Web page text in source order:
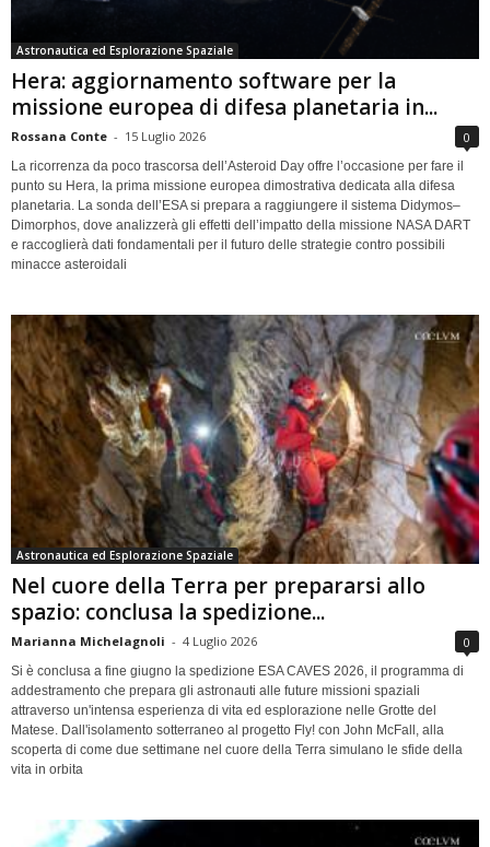
Astronautica ed Esplorazione Spaziale
Hera: aggiornamento software per la
missione europea di difesa planetaria in...
Rossana Conte - 15 Luglio 2026 0
La ricorrenza da poco trascorsa dell’Asteroid Day offre l’occasione per fare il
punto su Hera, la prima missione europea dimostrativa dedicata alla difesa
planetaria. La sonda dell’ESA si prepara a raggiungere il sistema Didymos–
Dimorphos, dove analizzerà gli effetti dell’impatto della missione NASA DART
e raccoglierà dati fondamentali per il futuro delle strategie contro possibili
minacce asteroidali
Astronautica ed Esplorazione Spaziale
Nel cuore della Terra per prepararsi allo
spazio: conclusa la spedizione...
Marianna Michelagnoli - 4 Luglio 2026 0
Si è conclusa a fine giugno la spedizione ESA CAVES 2026, il programma di
addestramento che prepara gli astronauti alle future missioni spaziali
attraverso un'intensa esperienza di vita ed esplorazione nelle Grotte del
Matese. Dall'isolamento sotterraneo al progetto Fly! con John McFall, alla
scoperta di come due settimane nel cuore della Terra simulano le sfide della
vita in orbita